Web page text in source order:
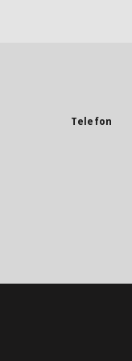
Telefon